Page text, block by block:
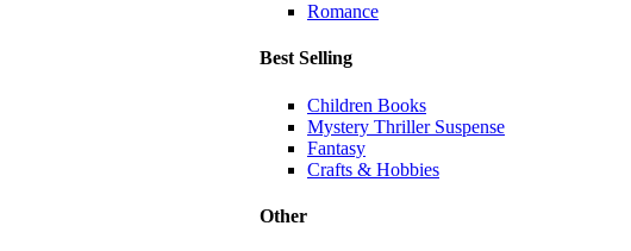
Romance
Best Selling
Children Books
Mystery Thriller Suspense
Fantasy
Crafts & Hobbies
Other